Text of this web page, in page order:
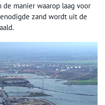
manier waarop laag voor
zand wordt uit de